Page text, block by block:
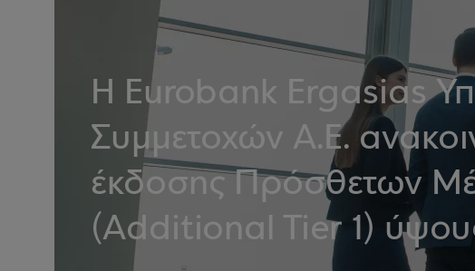
Η Eurobank Ergasias
Συμμετοχών Α.Ε.
έκδοσης Πρόσθετων
(Additional Tier 1)